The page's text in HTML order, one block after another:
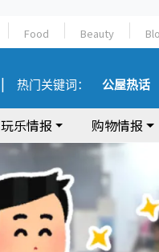
Food Beauty
热门关键词： 公屋热话
玩乐情报 购物情报